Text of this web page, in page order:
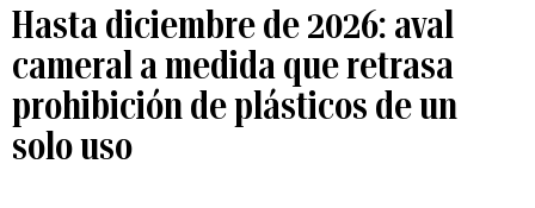
Hasta diciembre de 2026: aval
cameral a medida que retrasa
prohibición de plásticos de un
solo uso